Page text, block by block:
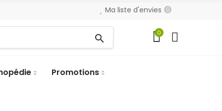
Ma liste d'envies 0
search 0
Promotions